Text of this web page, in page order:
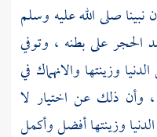
صلى الله عليه وسلم
الحجر على بطنه ، وتوفي
وزينتها والانهماك في
وأن ذلك عن اختيار لا
وزينتها أفضل وأكمل